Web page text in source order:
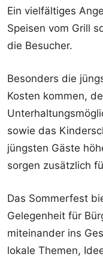
Ein vielfältiges
Speisen vom Grill
die Besucher.
Besonders die
Kosten kommen,
sowie das
jüngsten Gäste
sorgen zusätzlich
Das Sommerfest
Gelegenheit für
miteinander ins
lokale Themen,